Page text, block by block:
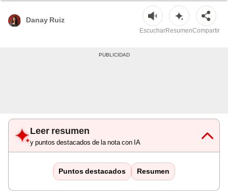
composición LR/América TV
Danay Ruiz
EscucharResumenCompartir
Leer resumen
y puntos destacados de la nota con IA
Puntos destacados Resumen